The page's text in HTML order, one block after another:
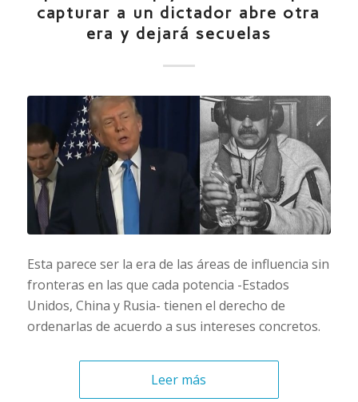
capturar a un dictador abre otra
era y dejará secuelas
Esta parece ser la era de las áreas de influencia sin
fronteras en las que cada potencia -Estados
Unidos, China y Rusia- tienen el derecho de
ordenarlas de acuerdo a sus intereses concretos.
Leer más